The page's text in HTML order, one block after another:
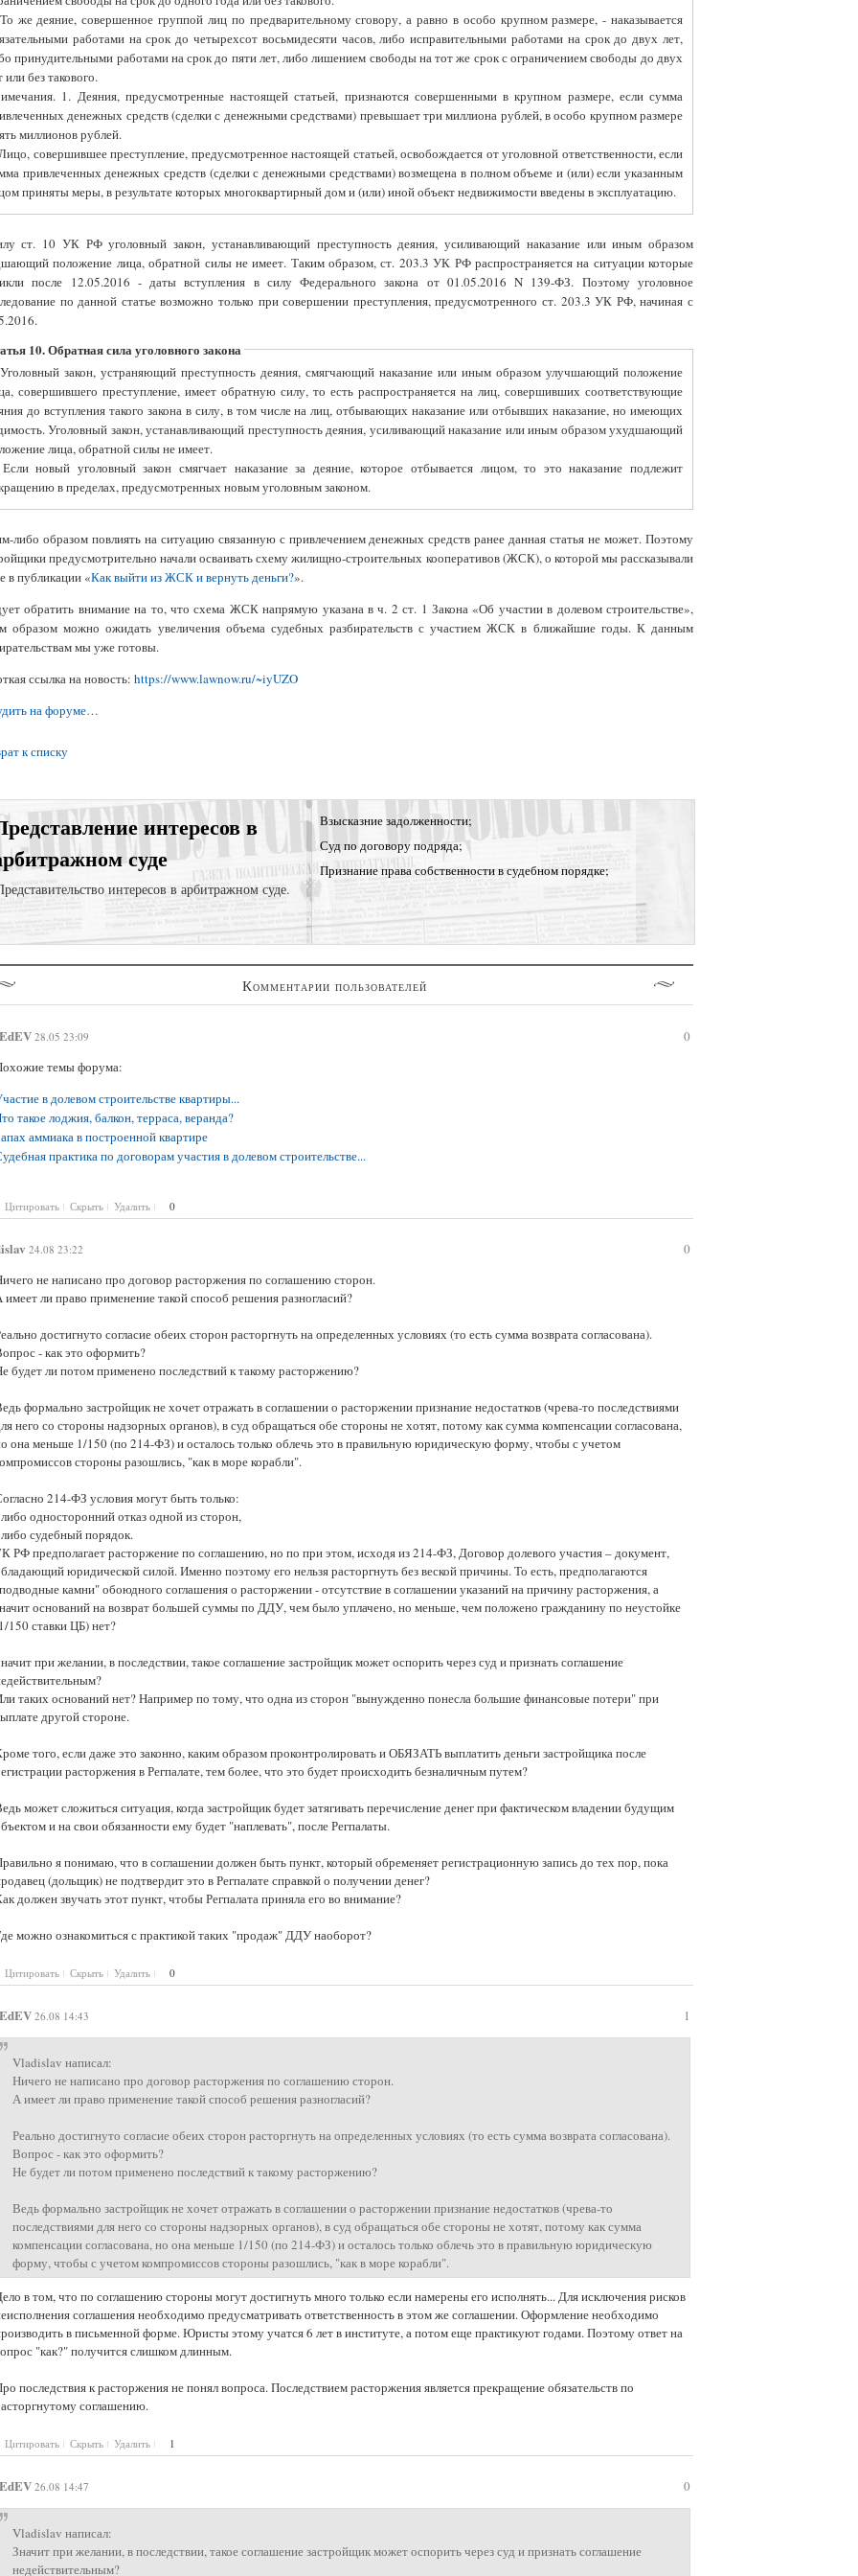
же деяние, совершенное группой лиц по предварительному сговору, а равно в особо крупном размере, - наказывается
работами на срок до четырехсот восьмидесяти часов, либо исправительными работами на срок до двух лет,
принудительными работами на срок до пяти лет, либо лишением свободы на тот же срок с ограничением свободы до двух
или без такового.
1. Деяния, предусмотренные настоящей статьей, признаются совершенными в крупном размере, если сумма
денежных средств (сделки с денежными средствами) превышает три миллиона рублей, в особо крупном размере
миллионов рублей.
совершившее преступление, предусмотренное настоящей статьей, освобождается от уголовной ответственности, если
привлеченных денежных средств (сделки с денежными средствами) возмещена в полном объеме и (или) если указанным
приняты меры, в результате которых многоквартирный дом и (или) иной объект недвижимости введены в эксплуатацию.
ст. 10 УК РФ уголовный закон, устанавливающий преступность деяния, усиливающий наказание или иным образом
положение лица, обратной силы не имеет. Таким образом, ст. 203.3 УК РФ распространяется на ситуации которые
после 12.05.2016 - даты вступления в силу Федерального закона от 01.05.2016 N 139-ФЗ. Поэтому уголовное
по данной статье возможно только при совершении преступления, предусмотренного ст. 203.3 УК РФ, начиная с
10. Обратная сила уголовного закона
закон, устраняющий преступность деяния, смягчающий наказание или иным образом улучшающий положение
совершившего преступление, имеет обратную силу, то есть распространяется на лиц, совершивших соответствующие
до вступления такого закона в силу, в том числе на лиц, отбывающих наказание или отбывших наказание, но имеющих
Уголовный закон, устанавливающий преступность деяния, усиливающий наказание или иным образом ухудшающий
лица, обратной силы не имеет.
новый уголовный закон смягчает наказание за деяние, которое отбывается лицом, то это наказание подлежит
в пределах, предусмотренных новым уголовным законом.
либо образом повлиять на ситуацию связанную с привлечением денежных средств ранее данная статья не может. Поэтому
предусмотрительно начали осваивать схему жилищно-строительных кооперативов (ЖСК), о которой мы рассказывали
в публикации «Как выйти из ЖСК и вернуть деньги?».
обратить внимание на то, что схема ЖСК напрямую указана в ч. 2 ст. 1 Закона «Об участии в долевом строительстве»,
образом можно ожидать увеличения объема судебных разбирательств с участием ЖСК в ближайшие годы. К данным
мы уже готовы.
ссылка на новость: https://www.lawnow.ru/~iyUZO
на форуме…
к списку
интересов в
суде
интересов в арбитражном суде.
Взысказние задолженности;
Суд по договору подряда;
Признание права собственности в судебном порядке;
Комментарии пользователей
0
28.05 23:09
темы форума:
в долевом строительстве квартиры...
такое лоджия, балкон, терраса, веранда?
аммиака в построенной квартире
практика по договорам участия в долевом строительстве...
Цитировать Скрыть Удалить 0
0
24.08 23:22
не написано про договор расторжения по соглашению сторон.
имеет ли право применение такой способ решения разногласий?
достигнуто согласие обеих сторон расторгнуть на определенных условиях (то есть сумма возврата согласована).
- как это оформить?
будет ли потом применено последствий к такому расторжению?
формально застройщик не хочет отражать в соглашении о расторжении признание недостатков (чрева-то последствиями
него со стороны надзорных органов), в суд обращаться обе стороны не хотят, потому как сумма компенсации согласована,
она меньше 1/150 (по 214-ФЗ) и осталось только облечь это в правильную юридическую форму, чтобы с учетом
стороны разошлись, "как в море корабли".
214-ФЗ условия могут быть только:
односторонний отказ одной из сторон,
судебный порядок.
РФ предполагает расторжение по соглашению, но по при этом, исходя из 214-ФЗ, Договор долевого участия – документ,
юридической силой. Именно поэтому его нельзя расторгнуть без веской причины. То есть, предполагаются
камни" обоюдного соглашения о расторжении - отсутствие в соглашении указаний на причину расторжения, а
оснований на возврат большей суммы по ДДУ, чем было уплачено, но меньше, чем положено гражданину по неустойке
150 ставки ЦБ) нет?
при желании, в последствии, такое соглашение застройщик может оспорить через суд и признать соглашение
таких оснований нет? Например по тому, что одна из сторон "вынужденно понесла большие финансовые потери" при
другой стороне.
того, если даже это законно, каким образом проконтролировать и ОБЯЗАТЬ выплатить деньги застройщика после
расторжения в Регпалате, тем более, что это будет происходить безналичным путем?
может сложиться ситуация, когда застройщик будет затягивать перечисление денег при фактическом владении будущим
и на свои обязанности ему будет "наплевать", после Регпалаты.
я понимаю, что в соглашении должен быть пункт, который обременяет регистрационную запись до тех пор, пока
(дольщик) не подтвердит это в Регпалате справкой о получении денег?
должен звучать этот пункт, чтобы Регпалата приняла его во внимание?
можно ознакомиться с практикой таких "продаж" ДДУ наоборот?
Цитировать Скрыть Удалить 0
1
26.08 14:43
Vladislav написал:
Ничего не написано про договор расторжения по соглашению сторон.
А имеет ли право применение такой способ решения разногласий?
Реально достигнуто согласие обеих сторон расторгнуть на определенных условиях (то есть сумма возврата согласована).
Вопрос - как это оформить?
Не будет ли потом применено последствий к такому расторжению?
Ведь формально застройщик не хочет отражать в соглашении о расторжении признание недостатков (чрева-то
последствиями для него со стороны надзорных органов), в суд обращаться обе стороны не хотят, потому как сумма
компенсации согласована, но она меньше 1/150 (по 214-ФЗ) и осталось только облечь это в правильную юридическую
форму, чтобы с учетом компромиссов стороны разошлись, "как в море корабли".
в том, что по соглашению стороны могут достигнуть много только если намерены его исполнять... Для исключения рисков
соглашения необходимо предусматривать ответственность в этом же соглашении. Оформление необходимо
в письменной форме. Юристы этому учатся 6 лет в институте, а потом еще практикуют годами. Поэтому ответ на
"как?" получится слишком длинным.
последствия к расторжения не понял вопроса. Последствием расторжения является прекращение обязательств по
соглашению.
Цитировать Скрыть Удалить 1
0
26.08 14:47
Vladislav написал:
Значит при желании, в последствии, такое соглашение застройщик может оспорить через суд и признать соглашение
недействительным?